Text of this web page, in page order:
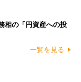
相の「円資産への投
一覧を見る